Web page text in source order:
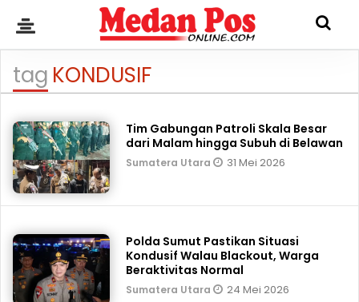
tag KONDUSIF
Tim Gabungan Patroli Skala Besar
dari Malam hingga Subuh di Belawan
Sumatera Utara 31 Mei 2026
Polda Sumut Pastikan Situasi
Kondusif Walau Blackout, Warga
Beraktivitas Normal
Sumatera Utara 24 Mei 2026